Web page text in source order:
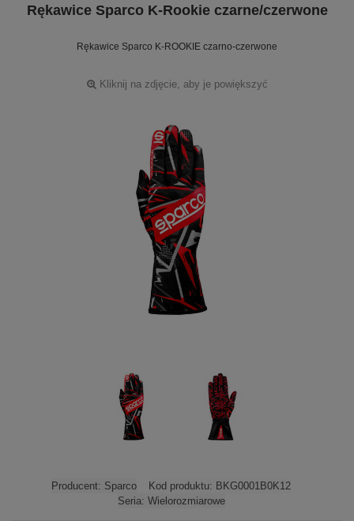
Rękawice Sparco K-Rookie czarne/czerwone
Rękawice Sparco K-ROOKIE czarno-czerwone
Kliknij na zdjęcie, aby je powiększyć
Producent: Sparco Kod produktu: BKG0001B0K12
Seria: Wielorozmiarowe